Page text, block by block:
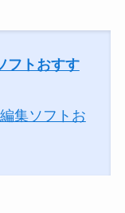
フトおすす
集ソフトお